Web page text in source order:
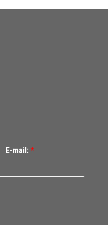
E-mail: *